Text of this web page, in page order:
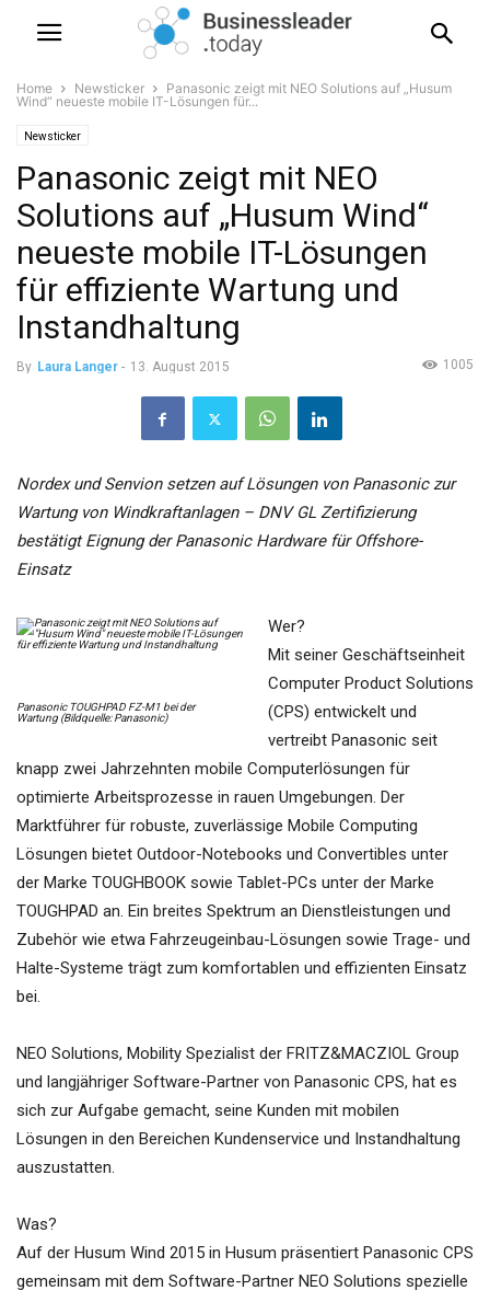
Home Newsticker
Panasonic zeigt mit NEO Solutions auf „Husum
Wind“ neueste mobile IT-Lösungen für...
Newsticker
Panasonic zeigt mit NEO
Solutions auf „Husum Wind“
neueste mobile IT-Lösungen
für effiziente Wartung und
Instandhaltung
By Laura Langer - 13. August 2015 1005
Nordex und Senvion setzen auf Lösungen von Panasonic zur
Wartung von Windkraftanlagen – DNV GL Zertifizierung
bestätigt Eignung der Panasonic Hardware für Offshore-
Einsatz
Panasonic TOUGHPAD FZ-M1 bei der
Wartung (Bildquelle: Panasonic)
Wer?
Mit seiner Geschäftseinheit
Computer Product Solutions
(CPS) entwickelt und
vertreibt Panasonic seit
knapp zwei Jahrzehnten mobile Computerlösungen für
optimierte Arbeitsprozesse in rauen Umgebungen. Der
Marktführer für robuste, zuverlässige Mobile Computing
Lösungen bietet Outdoor-Notebooks und Convertibles unter
der Marke TOUGHBOOK sowie Tablet-PCs unter der Marke
TOUGHPAD an. Ein breites Spektrum an Dienstleistungen und
Zubehör wie etwa Fahrzeugeinbau-Lösungen sowie Trage- und
Halte-Systeme trägt zum komfortablen und effizienten Einsatz
bei.
NEO Solutions, Mobility Spezialist der FRITZ&MACZIOL Group
und langjähriger Software-Partner von Panasonic CPS, hat es
sich zur Aufgabe gemacht, seine Kunden mit mobilen
Lösungen in den Bereichen Kundenservice und Instandhaltung
auszustatten.
Was?
Auf der Husum Wind 2015 in Husum präsentiert Panasonic CPS
gemeinsam mit dem Software-Partner NEO Solutions spezielle